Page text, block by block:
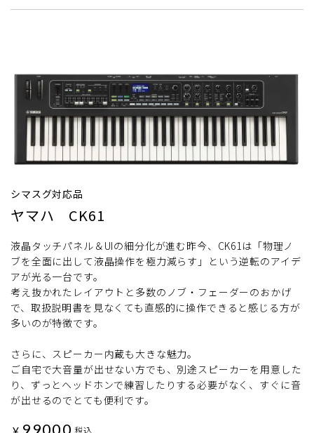
シマスグ対応品
ヤマハ CK61
液晶タッチパネル＆UIの細分化が進む昨今、CK61は「物理ノ
ブを全面に出して液晶操作を極力減らす」という逆転のアイデ
アが光る一台です。
考え抜かれたレイアウトと多数のノブ・フェーダーのおかげ
で、取扱説明書を見なくても直感的に操作できると感じる方が
多いのが特徴です。
さらに、スピーカー内蔵も大きな魅力。
ご自宅で大音量が出せない方でも、別途スピーカーを用意した
り、ずっとヘッドホンで練習したりする必要がなく、すぐに音
が出せるのでとても便利です。
税込